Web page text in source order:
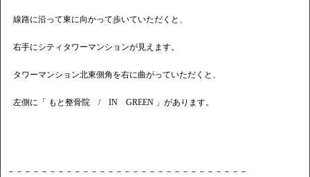
線路に沿って東に向かって歩いていただくと、
右手にシティタワーマンションが見えます。
タワーマンション北東側角を右に曲がっていただくと、
左側に「 もと整骨院 / IN GREEN 」があります。
－－－－－－－－－－－－－－－－－－－－－－－－－－－－－